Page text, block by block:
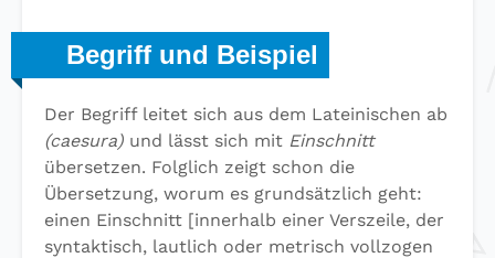
Begriff und Beispiel
Der Begriff leitet sich aus dem Lateinischen ab
(caesura) und lässt sich mit Einschnitt
übersetzen. Folglich zeigt schon die
Übersetzung, worum es grundsätzlich geht:
einen Einschnitt [innerhalb einer Verszeile, der
syntaktisch, lautlich oder metrisch vollzogen